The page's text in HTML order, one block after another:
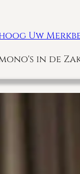
Uw
in de